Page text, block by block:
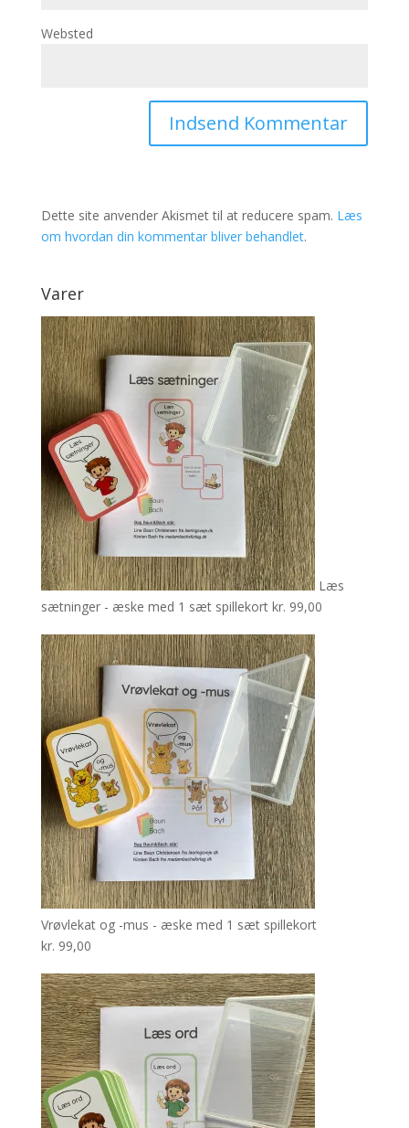
Websted
Dette site anvender Akismet til at reducere spam. Læs
om hvordan din kommentar bliver behandlet.
Varer
Læs
sætninger - æske med 1 sæt spillekort kr. 99,00
Vrøvlekat og -mus - æske med 1 sæt spillekort
kr. 99,00